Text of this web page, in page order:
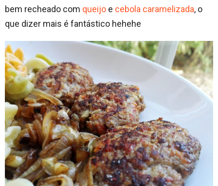
bem recheado com queijo e cebola caramelizada, o
que dizer mais é fantástico hehehe